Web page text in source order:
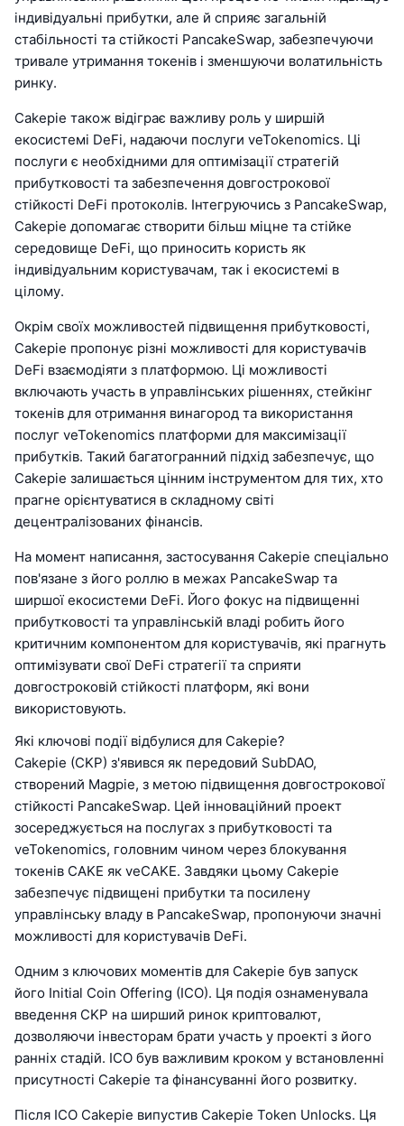
індивідуальні прибутки, але й сприяє загальній
стабільності та стійкості PancakeSwap, забезпечуючи
тривале утримання токенів і зменшуючи волатильність
ринку.
Cakepie також відіграє важливу роль у ширшій
екосистемі DeFi, надаючи послуги veTokenomics. Ці
послуги є необхідними для оптимізації стратегій
прибутковості та забезпечення довгострокової
стійкості DeFi протоколів. Інтегруючись з PancakeSwap,
Cakepie допомагає створити більш міцне та стійке
середовище DeFi, що приносить користь як
індивідуальним користувачам, так і екосистемі в
цілому.
Окрім своїх можливостей підвищення прибутковості,
Cakepie пропонує різні можливості для користувачів
DeFi взаємодіяти з платформою. Ці можливості
включають участь в управлінських рішеннях, стейкінг
токенів для отримання винагород та використання
послуг veTokenomics платформи для максимізації
прибутків. Такий багатогранний підхід забезпечує, що
Cakepie залишається цінним інструментом для тих, хто
прагне орієнтуватися в складному світі
децентралізованих фінансів.
На момент написання, застосування Cakepie спеціально
пов'язане з його роллю в межах PancakeSwap та
ширшої екосистеми DeFi. Його фокус на підвищенні
прибутковості та управлінській владі робить його
критичним компонентом для користувачів, які прагнуть
оптимізувати свої DeFi стратегії та сприяти
довгостроковій стійкості платформ, які вони
використовують.
Які ключові події відбулися для Cakepie?
Cakepie (CKP) з'явився як передовий SubDAO,
створений Magpie, з метою підвищення довгострокової
стійкості PancakeSwap. Цей інноваційний проект
зосереджується на послугах з прибутковості та
veTokenomics, головним чином через блокування
токенів CAKE як veCAKE. Завдяки цьому Cakepie
забезпечує підвищені прибутки та посилену
управлінську владу в PancakeSwap, пропонуючи значні
можливості для користувачів DeFi.
Одним з ключових моментів для Cakepie був запуск
його Initial Coin Offering (ICO). Ця подія ознаменувала
введення CKP на ширший ринок криптовалют,
дозволяючи інвесторам брати участь у проекті з його
ранніх стадій. ICO був важливим кроком у встановленні
присутності Cakepie та фінансуванні його розвитку.
Після ICO Cakepie випустив Cakepie Token Unlocks. Ця